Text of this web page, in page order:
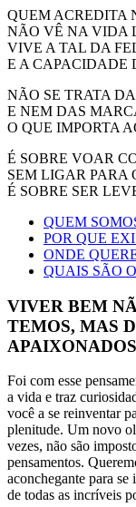
QUEM ACREDITA
NÃO VÊ NA VIDA
VIVE A TAL DA
E A CAPACIDADE
NÃO SE TRATA
E NEM DAS
O QUE IMPORTA
É SOBRE VOAR
SEM LIGAR PARA
É SOBRE SER
QUEM
POR QUE
ONDE
QUAIS SÃO
VIVER BEM
TEMOS, MAS
Foi com esse
a vida e traz
você a se reinventar
plenitude. Um novo
vezes, não são
pensamentos.
aconchegante para
de todas as incríveis